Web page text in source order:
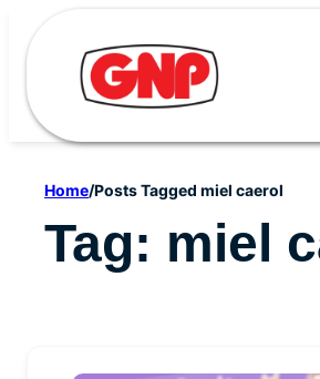
Home/Posts Tagged miel caerol
Tag: miel